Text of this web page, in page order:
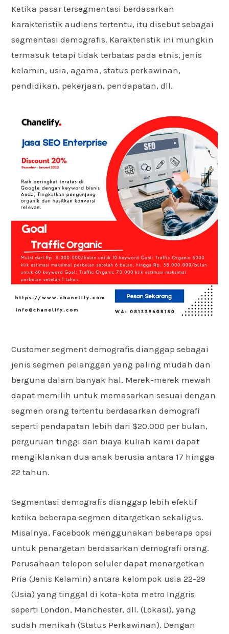
Ketika pasar tersegmentasi berdasarkan
karakteristik audiens tertentu, itu disebut sebagai
segmentasi demografis. Karakteristik ini mungkin
termasuk tetapi tidak terbatas pada etnis, jenis
kelamin, usia, agama, status perkawinan,
pendidikan, pekerjaan, pendapatan, dll.
Customer segment demografis dianggap sebagai
jenis segmen pelanggan yang paling mudah dan
berguna dalam banyak hal. Merek-merek mewah
dapat memilih untuk memasarkan sesuai dengan
segmen orang tertentu berdasarkan demografi
seperti pendapatan lebih dari $20.000 per bulan,
perguruan tinggi dan biaya kuliah kami dapat
mengiklankan dua anak berusia antara 17 hingga
22 tahun.
Segmentasi demografis dianggap lebih efektif
ketika beberapa segmen ditargetkan sekaligus.
Misalnya, Facebook menggunakan beberapa opsi
untuk penargetan berdasarkan demografi orang.
Perusahaan telepon seluler dapat menargetkan
Pria (Jenis Kelamin) antara kelompok usia 22-29
(Usia) yang tinggal di kota-kota metro Inggris
seperti London, Manchester, dll. (Lokasi), yang
sudah menikah (Status Perkawinan). Dengan